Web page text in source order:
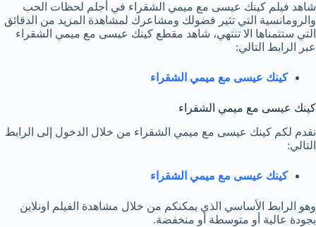
شاهد فيلم كينك عيسى مع ميمي الشقراء في أجلم لحظات الحب
والرومانسية التي تثير فضولك ومشاعرك لمشاهدة المزيد من الدقائق
التي ستتمناها الا تنتهي، شاهد مقطع كينك عيسى مع ميمي الشقراء
عبر الرابط التالي:
كينك عيسى مع ميمي الشقراء
كينك عيسى مع ميمي الشقراء
نقدم لكم كينك عيسى مع ميمي الشقراء من خلال الدخول إلى الرابط
التالي:
كينك عيسى مع ميمي الشقراء
وهو الرابط الأساسي الذي يمكنكم من خلال مشاهدة الفيلم اونلاين
بجودة عالية أو متوسطة أو منخفضة.